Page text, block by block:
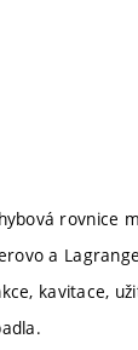
rovnice
a
kavitace,